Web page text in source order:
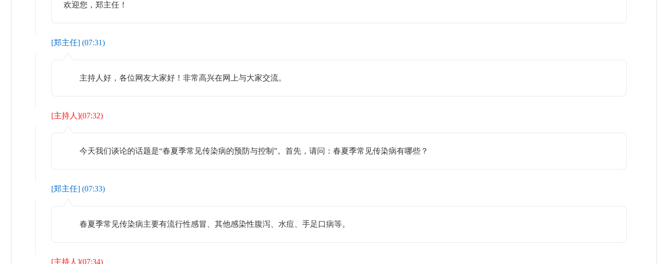
欢迎您，郑主任！
[郑主任] (07:31)
主持人好，各位网友大家好！非常高兴在网上与大家交流。
[主持人 ](07:32)
今天我们谈论的话题是“春夏季常见传染病的预防与控制”。首先，请问：春夏季常见传染病有哪些？
[郑主任] (07:33)
春夏季常见传染病主要有流行性感冒、其他感染性腹泻、水痘、手足口病等。
[主持人 ](07:34)